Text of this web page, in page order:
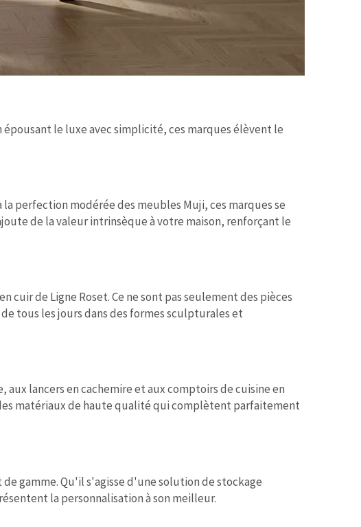
le luxe avec simplicité, ces marques élèvent le
perfection modérée des meubles Muji, ces marques se
de la valeur intrinsèque à votre maison, renforçant le
de Ligne Roset. Ce ne sont pas seulement des pièces
tous les jours dans des formes sculpturales et
aux lancers en cachemire et aux comptoirs de cuisine en
matériaux de haute qualité qui complètent parfaitement
gamme. Qu'il s'agisse d'une solution de stockage
la personnalisation à son meilleur.